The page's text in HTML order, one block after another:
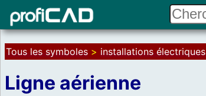
Tous les symboles > installations électriques
Ligne aérienne